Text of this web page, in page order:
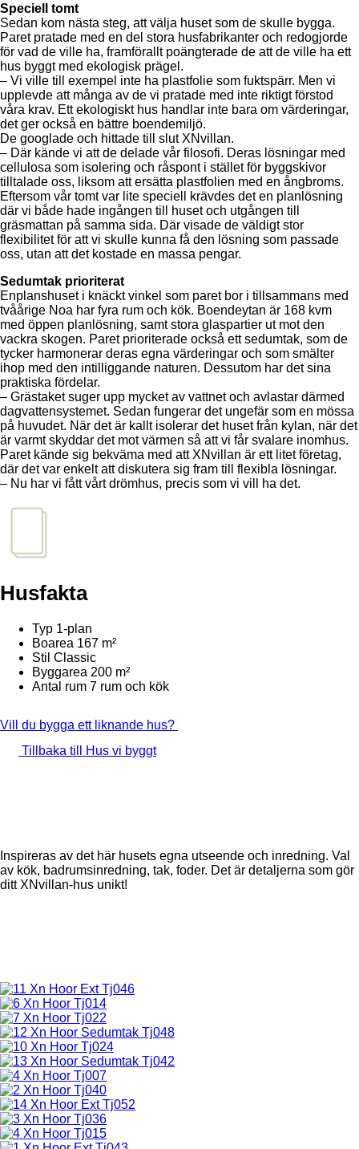
Speciell tomt
Sedan kom nästa steg, att välja huset som de skulle bygga.
Paret pratade med en del stora husfabrikanter och redogjorde
för vad de ville ha, framförallt poängterade de att de ville ha ett
hus byggt med ekologisk prägel.
– Vi ville till exempel inte ha plastfolie som fuktspärr. Men vi
upplevde att många av de vi pratade med inte riktigt förstod
våra krav. Ett ekologiskt hus handlar inte bara om värderingar,
det ger också en bättre boendemiljö.
De googlade och hittade till slut XNvillan.
– Där kände vi att de delade vår filosofi. Deras lösningar med
cellulosa som isolering och råspont i stället för byggskivor
tilltalade oss, liksom att ersätta plastfolien med en ångbroms.
Eftersom vår tomt var lite speciell krävdes det en planlösning
där vi både hade ingången till huset och utgången till
gräsmattan på samma sida. Där visade de väldigt stor
flexibilitet för att vi skulle kunna få den lösning som passade
oss, utan att det kostade en massa pengar.
Sedumtak prioriterat
Enplanshuset i knäckt vinkel som paret bor i tillsammans med
tvåårige Noa har fyra rum och kök. Boendeytan är 168 kvm
med öppen planlösning, samt stora glaspartier ut mot den
vackra skogen. Paret prioriterade också ett sedumtak, som de
tycker harmonerar deras egna värderingar och som smälter
ihop med den intilliggande naturen. Dessutom har det sina
praktiska fördelar.
– Grästaket suger upp mycket av vattnet och avlastar därmed
dagvattensystemet. Sedan fungerar det ungefär som en mössa
på huvudet. När det är kallt isolerar det huset från kylan, när det
är varmt skyddar det mot värmen så att vi får svalare inomhus.
Paret kände sig bekväma med att XNvillan är ett litet företag,
där det var enkelt att diskutera sig fram till flexibla lösningar.
– Nu har vi fått vårt drömhus, precis som vi vill ha det.
Husfakta
Typ 1-plan
Boarea 167 m²
Stil Classic
Byggarea 200 m²
Antal rum 7 rum och kök
Vill du bygga ett liknande hus?
Tillbaka till Hus vi byggt
Inspireras av det här husets egna utseende och inredning. Val
av kök, badrumsinredning, tak, foder. Det är detaljerna som gör
ditt XNvillan-hus unikt!